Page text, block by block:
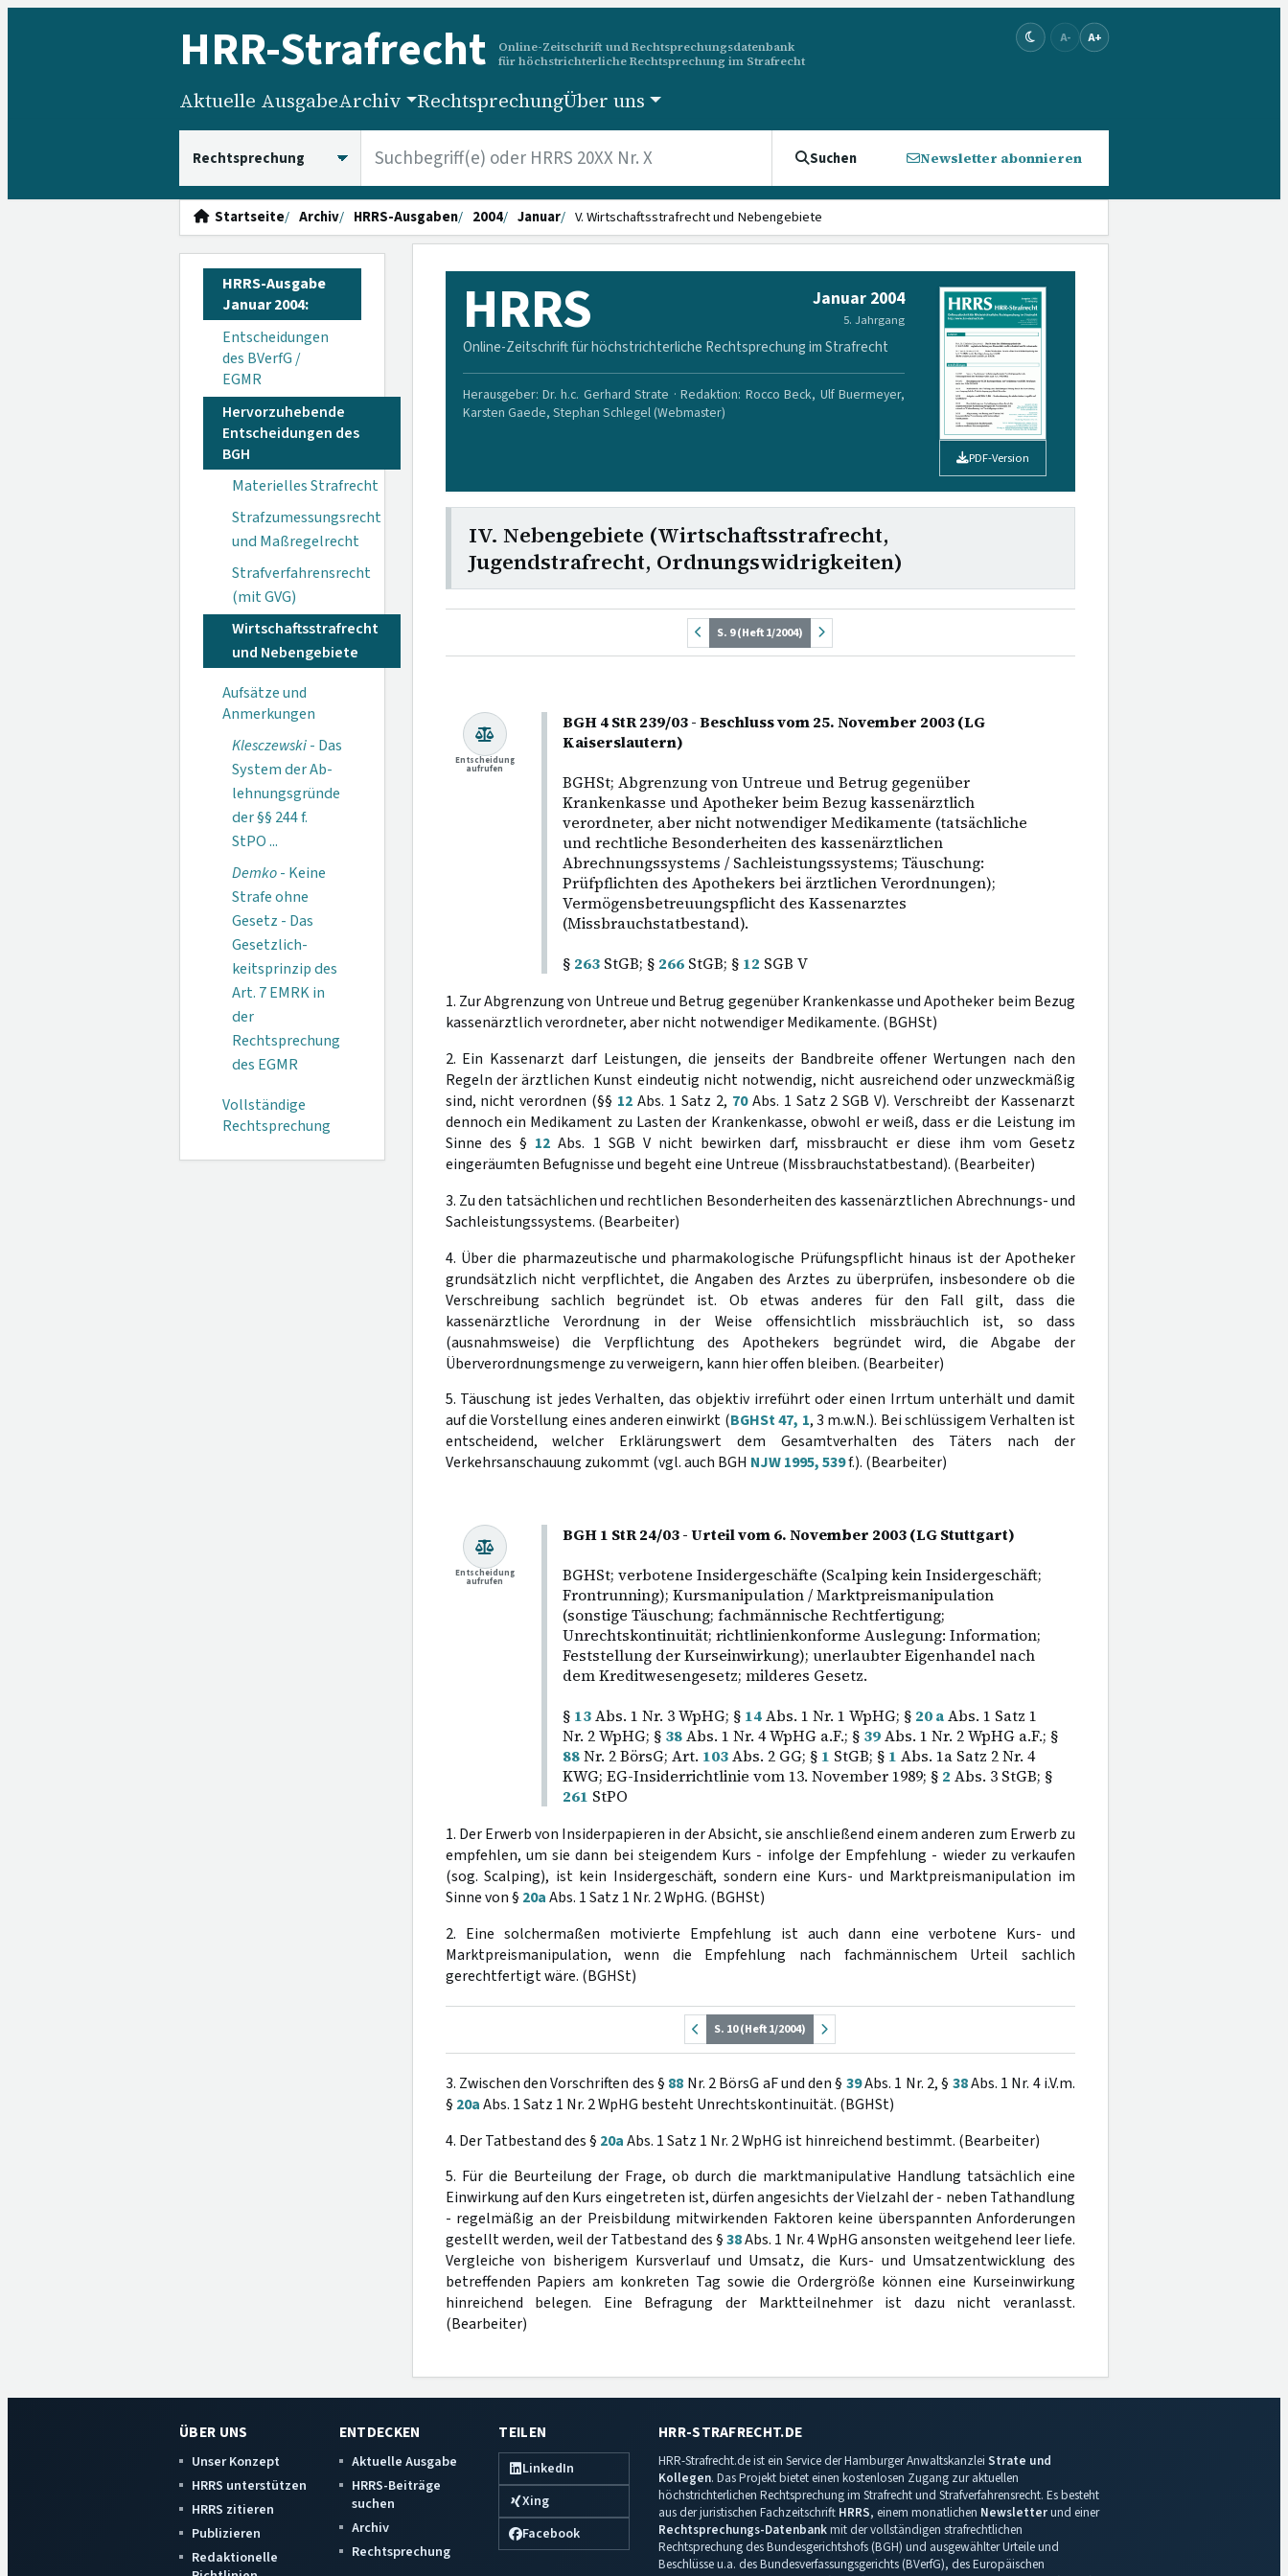
HRR-Strafrecht
Online-Zeitschrift und Rechtsprechungsdatenbank
für höchstrichterliche Rechtsprechung im Strafrecht
A- A+
Aktuelle AusgabeArchiv RechtsprechungÜber uns
Suchen Newsletter abonnieren
Startseite Archiv HRRS-Ausgaben 2004 Januar V. Wirtschaftsstrafrecht und Nebengebiete
HRRS-Ausgabe
Januar 2004:
Entscheidungen
des BVerfG /
EGMR
Hervorzuhebende
Entscheidungen des
BGH
Materielles Strafrecht
Strafzumessungsrecht
und Maßregelrecht
Strafverfahrensrecht
(mit GVG)
Wirtschaftsstrafrecht
und Nebengebiete
Aufsätze und
Anmerkungen
Klesczewski- Das
System der Ab­
lehnungsgründe
der §§ 244 f.
StPO ...
Demko- Keine
Strafe ohne
Gesetz - Das
Gesetzlich­
keitsprinzip des
Art. 7 EMRK in
der
Rechtsprechung
des EGMR
Vollständige
Rechtsprechung
HRRS Januar 2004
5. Jahrgang
Online-Zeitschrift für höchstrichterliche Rechtsprechung im Strafrecht
Herausgeber: Dr. h.c. Gerhard Strate · Redaktion: Rocco Beck, Ulf Buermeyer,
Karsten Gaede, Stephan Schlegel (Webmaster)
PDF-Version
IV. Nebengebiete (Wirtschaftsstrafrecht,
Jugendstrafrecht, Ordnungswidrigkeiten)
S. 9 (Heft 1/2004)
BGH 4 StR 239/03 - Beschluss vom 25. November 2003 (LG
Kaiserslautern)
BGHSt; Abgrenzung von Untreue und Betrug gegenüber
Krankenkasse und Apotheker beim Bezug kassenärztlich
verordneter, aber nicht notwendiger Medikamente (tatsächliche
und rechtliche Besonderheiten des kassenärztlichen
Abrechnungssystems / Sachleistungssystems; Täuschung:
Prüfpflichten des Apothekers bei ärztlichen Verordnungen);
Vermögensbetreuungspflicht des Kassenarztes
(Missbrauchstatbestand).
§ 263StGB; § 266StGB; § 12 SGB V
Entscheidung
aufrufen
1. Zur Abgrenzung von Untreue und Betrug gegenüber Krankenkasse und Apotheker beim Bezug
kassenärztlich verordneter, aber nicht notwendiger Medikamente. (BGHSt)
2. Ein Kassenarzt darf Leistungen, die jenseits der Bandbreite offener Wertungen nach den
Regeln der ärztlichen Kunst eindeutig nicht notwendig, nicht ausreichend oder unzweckmäßig
sind, nicht verordnen (§§ 12 Abs. 1 Satz 2, 70Abs. 1 Satz 2 SGB V). Verschreibt der Kassenarzt
dennoch ein Medikament zu Lasten der Krankenkasse, obwohl er weiß, dass er die Leistung im
Sinne des § 12 Abs. 1 SGB V nicht bewirken darf, missbraucht er diese ihm vom Gesetz
eingeräumten Befugnisse und begeht eine Untreue (Missbrauchstatbestand). (Bearbeiter)
3. Zu den tatsächlichen und rechtlichen Besonderheiten des kassenärztlichen Abrechnungs- und
Sachleistungssystems. (Bearbeiter)
4. Über die pharmazeutische und pharmakologische Prüfungspflicht hinaus ist der Apotheker
grundsätzlich nicht verpflichtet, die Angaben des Arztes zu überprüfen, insbesondere ob die
Verschreibung sachlich begründet ist. Ob etwas anderes für den Fall gilt, dass die
kassenärztliche Verordnung in der Weise offensichtlich missbräuchlich ist, so dass
(ausnahmsweise) die Verpflichtung des Apothekers begründet wird, die Abgabe der
Überverordnungsmenge zu verweigern, kann hier offen bleiben. (Bearbeiter)
5. Täuschung ist jedes Verhalten, das objektiv irreführt oder einen Irrtum unterhält und damit
auf die Vorstellung eines anderen einwirkt (BGHSt 47, 1, 3 m.w.N.). Bei schlüssigem Verhalten ist
entscheidend, welcher Erklärungswert dem Gesamtverhalten des Täters nach der
Verkehrsanschauung zukommt (vgl. auch BGH NJW 1995, 539f.). (Bearbeiter)
BGH 1 StR 24/03 - Urteil vom 6. November 2003 (LG Stuttgart)
BGHSt; verbotene Insidergeschäfte (Scalping kein Insidergeschäft;
Frontrunning); Kursmanipulation / Marktpreismanipulation
(sonstige Täuschung; fachmännische Rechtfertigung;
Unrechtskontinuität; richtlinienkonforme Auslegung: Information;
Feststellung der Kurseinwirkung); unerlaubter Eigenhandel nach
dem Kreditwesengesetz; milderes Gesetz.
§ 13Abs. 1 Nr. 3 WpHG; § 14Abs. 1 Nr. 1 WpHG; § 20 aAbs. 1 Satz 1
Nr. 2 WpHG; § 38Abs. 1 Nr. 4 WpHG a.F.; § 39Abs. 1 Nr. 2 WpHG a.F.; §
88Nr. 2 BörsG; Art. 103Abs. 2 GG; § 1 StGB; § 1 Abs. 1a Satz 2 Nr. 4
KWG; EG-Insiderrichtlinie vom 13. November 1989; § 2 Abs. 3 StGB; §
261 StPO
Entscheidung
aufrufen
1. Der Erwerb von Insiderpapieren in der Absicht, sie anschließend einem anderen zum Erwerb zu
empfehlen, um sie dann bei steigendem Kurs - infolge der Empfehlung - wieder zu verkaufen
(sog. Scalping), ist kein Insidergeschäft, sondern eine Kurs- und Marktpreismanipulation im
Sinne von § 20aAbs. 1 Satz 1 Nr. 2 WpHG. (BGHSt)
2. Eine solchermaßen motivierte Empfehlung ist auch dann eine verbotene Kurs- und
Marktpreismanipulation, wenn die Empfehlung nach fachmännischem Urteil sachlich
gerechtfertigt wäre. (BGHSt)
S. 10 (Heft 1/2004)
3. Zwischen den Vorschriften des § 88 Nr. 2 BörsG aF und den § 39Abs. 1 Nr. 2, § 38Abs. 1 Nr. 4 i.V.m.
§ 20aAbs. 1 Satz 1 Nr. 2 WpHG besteht Unrechtskontinuität. (BGHSt)
4. Der Tatbestand des § 20aAbs. 1 Satz 1 Nr. 2 WpHG ist hinreichend bestimmt. (Bearbeiter)
5. Für die Beurteilung der Frage, ob durch die marktmanipulative Handlung tatsächlich eine
Einwirkung auf den Kurs eingetreten ist, dürfen angesichts der Vielzahl der - neben Tathandlung
- regelmäßig an der Preisbildung mitwirkenden Faktoren keine überspannten Anforderungen
gestellt werden, weil der Tatbestand des §38Abs. 1 Nr. 4 WpHG ansonsten weitgehend leer liefe.
Vergleiche von bisherigem Kursverlauf und Umsatz, die Kurs- und Umsatzentwicklung des
betreffenden Papiers am konkreten Tag sowie die Ordergröße können eine Kurseinwirkung
hinreichend belegen. Eine Befragung der Marktteilnehmer ist dazu nicht veranlasst.
(Bearbeiter)
ÜBER UNS
Unser Konzept
HRRS unterstützen
HRRS zitieren
Publizieren
Redaktionelle
ENTDECKEN
Aktuelle Ausgabe
HRRS-Beiträge
suchen
Archiv
Rechtsprechung
TEILEN
LinkedIn
Xing
Facebook
HRR-STRAFRECHT.DE
HRR-Strafrecht.de ist ein Service der Hamburger Anwaltskanzlei Strate und
Kollegen. Das Projekt bietet einen kostenlosen Zugang zur aktuellen
höchstrichterlichen Rechtsprechung im Strafrecht und Strafverfahrensrecht. Es besteht
aus der juristischen Fachzeitschrift HRRS, einem monatlichen Newsletterund einer
Rechtsprechungs-Datenbankmit der vollständigen strafrechtlichen
Rechtsprechung des Bundesgerichtshofs (BGH) und ausgewählter Urteile und
Beschlüsse u.a. des Bundesverfassungsgerichts (BVerfG), des Europäischen